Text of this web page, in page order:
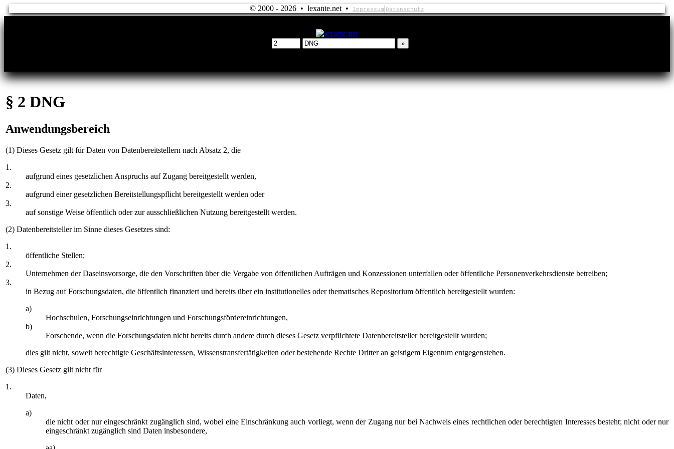
© 2000 - 2026 • lexante.net • Impressum|Datenschutz
§ 2 DNG
Anwendungsbereich
(1) Dieses Gesetz gilt für Daten von Datenbereitstellern nach Absatz 2, die
1.
aufgrund eines gesetzlichen Anspruchs auf Zugang bereitgestellt werden,
2.
aufgrund einer gesetzlichen Bereitstellungspflicht bereitgestellt werden oder
3.
auf sonstige Weise öffentlich oder zur ausschließlichen Nutzung bereitgestellt werden.
(2) Datenbereitsteller im Sinne dieses Gesetzes sind:
1.
öffentliche Stellen;
2.
Unternehmen der Daseinsvorsorge, die den Vorschriften über die Vergabe von öffentlichen Aufträgen und Konzessionen unterfallen oder öffentliche Personenverkehrsdienste betreiben;
3.
in Bezug auf Forschungsdaten, die öffentlich finanziert und bereits über ein institutionelles oder thematisches Repositorium öffentlich bereitgestellt wurden:
a)
Hochschulen, Forschungseinrichtungen und Forschungsfördereinrichtungen,
b)
Forschende, wenn die Forschungsdaten nicht bereits durch andere durch dieses Gesetz verpflichtete Datenbereitsteller bereitgestellt wurden;
dies gilt nicht, soweit berechtigte Geschäftsinteressen, Wissenstransfertätigkeiten oder bestehende Rechte Dritter an geistigem Eigentum entgegenstehen.
(3) Dieses Gesetz gilt nicht für
1.
Daten,
a)
die nicht oder nur eingeschränkt zugänglich sind, wobei eine Einschränkung auch vorliegt, wenn der Zugang nur bei Nachweis eines rechtlichen oder berechtigten Interesses besteht; nicht oder nur
eingeschränkt zugänglich sind Daten insbesondere,